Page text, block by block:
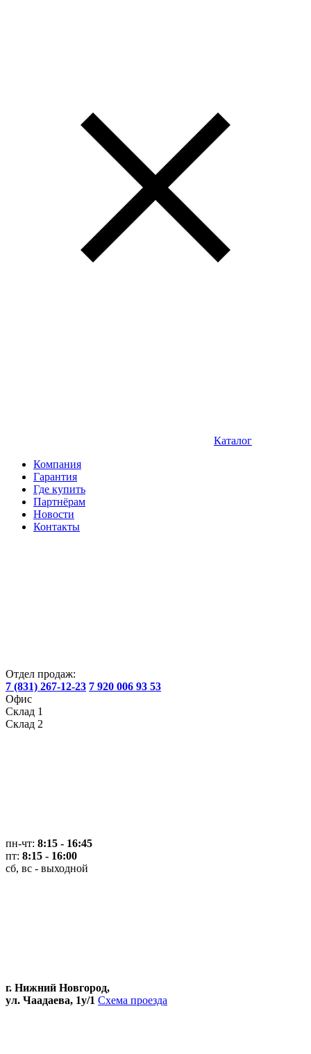
Каталог
Компания
Гарантия
Где купить
Партнёрам
Новости
Контакты
Отдел продаж:
7 (831) 267-12-23 7 920 006 93 53
Офис
Склад 1
Склад 2
пн-чт: 8:15 - 16:45
пт: 8:15 - 16:00
сб, вс - выходной
г. Нижний Новгород,
ул. Чаадаева, 1у/1 Схема проезда